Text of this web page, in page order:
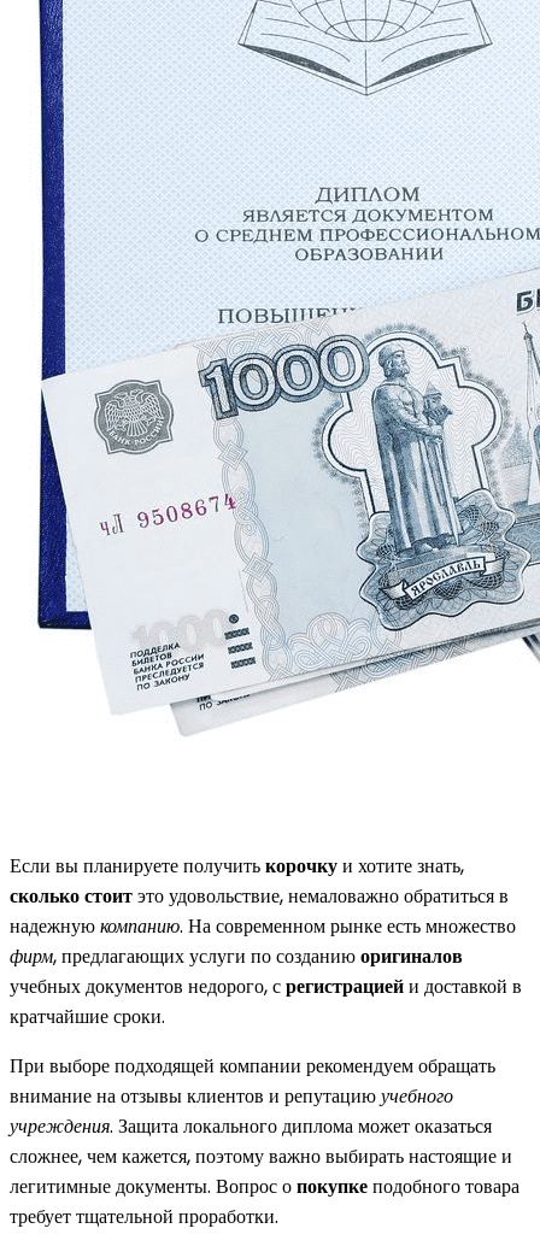
Если вы планируете получитькорочкуи хотите знать,
сколько стоитэто удовольствие, немаловажно обратиться в
надежнуюкомпанию. На современном рынке есть множество
фирм, предлагающих услуги по созданиюоригиналов
учебных документов недорого, срегистрациейи доставкой в
кратчайшие сроки.
При выборе подходящей компании рекомендуем обращать
внимание на отзывы клиентов и репутациюучебного
учреждения. Защита локального диплома может оказаться
сложнее, чем кажется, поэтому важно выбирать настоящие и
легитимные документы. Вопрос опокупкеподобного товара
требует тщательной проработки.